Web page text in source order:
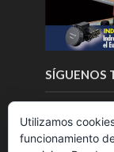
SÍGUENOS
Utilizamos
funcionamiento